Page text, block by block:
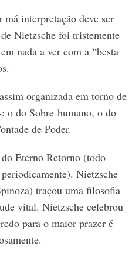
interpretação deve ser
Nietzsche foi tristemente
nada a ver com a “besta
organizada em torno de
o do Sobre-humano, o do
de Poder.
Eterno Retorno (todo
Nietzsche
traçou uma filosofia
vital. Nietzsche celebrou
para o maior prazer é